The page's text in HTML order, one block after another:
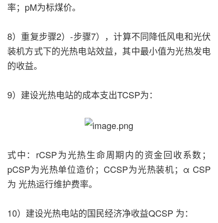
率；pM为标煤价。
8）重复步骤2）-步骤7），计算不同降低风电和光伏
装机方式下的光热电站效益，其中最小值为光热发电
的收益。
9）建设光热电站的成本支出TCSP为：
式中：rCSP为光热生命周期内的资金回收系数；
pCSP为光热单位造价；CCSP为光热装机；α CSP
为 光热运行维护费率。
10）建设光热电站的国民经济净收益QCSP 为：